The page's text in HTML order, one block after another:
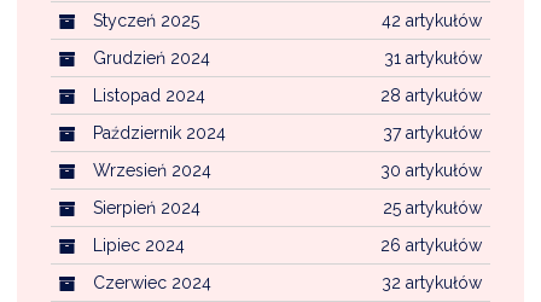
42 artykułów
Styczeń 2025
31 artykułów
Grudzień 2024
28 artykułów
Listopad 2024
37 artykułów
Październik 2024
30 artykułów
Wrzesień 2024
25 artykułów
Sierpień 2024
26 artykułów
Lipiec 2024
32 artykułów
Czerwiec 2024